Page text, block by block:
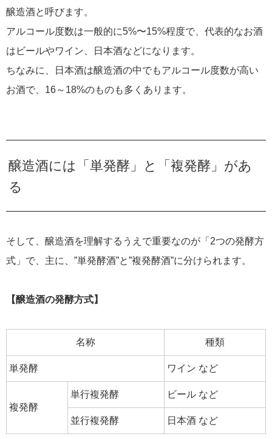
醸造酒と呼びます。
アルコール度数は一般的に5%〜15%程度で、代表的なお酒
はビールやワイン、日本酒などになります。
ちなみに、日本酒は醸造酒の中でもアルコール度数が高い
お酒で、16～18%のものも多くあります。
醸造酒には「単発酵」と「複発酵」があ
る
そして、醸造酒を理解するうえで重要なのが「2つの発酵方
式」で、主に、”単発酵酒”と”複発酵酒”に分けられます。
【醸造酒の発酵方式】
名称 種類
単発酵 ワイン など
複発酵
単行複発酵 ビール など
並行複発酵 日本酒 など